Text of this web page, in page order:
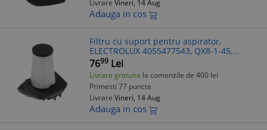
Livrare Vineri, 14 Aug
Adauga in cos
Filtru cu suport pentru aspirator,
ELECTROLUX 4055477543, QX8-1-45,
EER8x
7699 Lei
Livrare gratuita la comenzile de 400 lei
Primesti 77 puncte
Livrare Vineri, 14 Aug
Adauga in cos